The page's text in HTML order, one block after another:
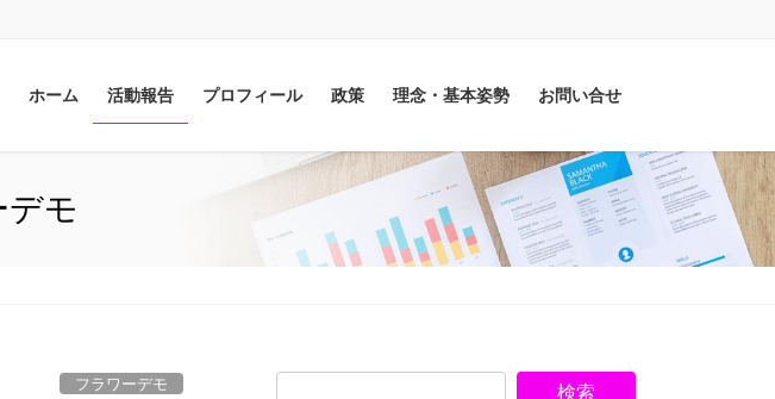
ホーム 活動報告 プロフィール 政策 理念・基本姿勢 お問い合せ
デモ
フラワーデモ